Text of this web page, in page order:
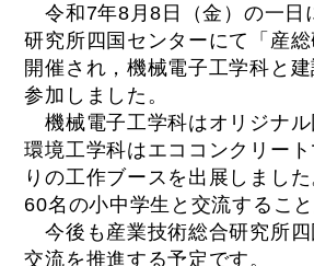
令和7年8月8日（金）の一日
研究所四国センターにて「産
開催され，機械電子工学科と
参加しました。
機械電子工学科はオリジナル
環境工学科はエココンクリー
りの工作ブースを出展しまし
60名の小中学生と交流すること
今後も産業技術総合研究所四
交流を推進する予定です。